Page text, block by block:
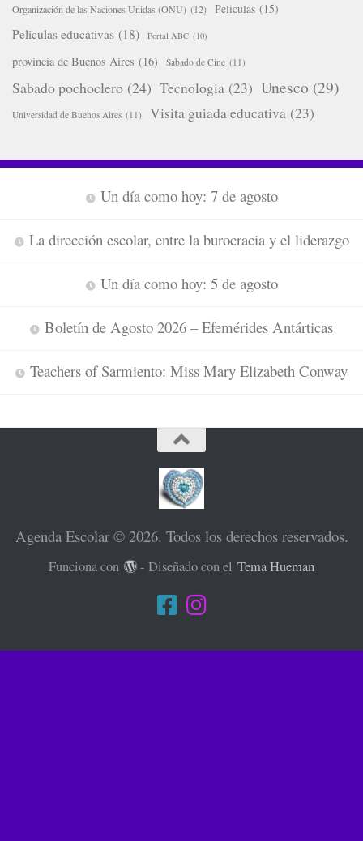
Organización de las Naciones Unidas (ONU) (12) Peliculas (15)
Peliculas educativas (18) Portal ABC (10)
provincia de Buenos Aires (16) Sabado de Cine (11)
Sabado pochoclero (24) Tecnologia (23) Unesco (29)
Universidad de Buenos Aires (11) Visita guiada educativa (23)
Un día como hoy: 7 de agosto
La dirección escolar, entre la burocracia y el liderazgo
Un día como hoy: 5 de agosto
Boletín de Agosto 2026 – Efemérides Antárticas
Teachers of Sarmiento: Miss Mary Elizabeth Conway
Agenda Escolar © 2026. Todos los derechos reservados.
Funciona con - Diseñado con elTema Hueman